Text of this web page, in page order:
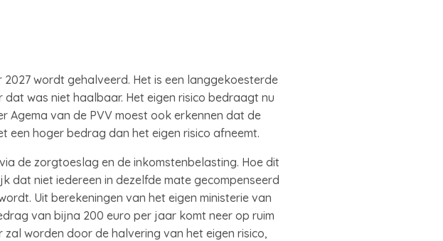
wordt gehalveerd. Het is een langgekoesterde
was niet haalbaar. Het eigen risico bedraagt nu
Agema van de PVV moest ook erkennen dat de
een hoger bedrag dan het eigen risico afneemt.
de zorgtoeslag en de inkomstenbelasting. Hoe dit
dat niet iedereen in dezelfde mate gecompenseerd
Uit berekeningen van het eigen ministerie van
van bijna 200 euro per jaar komt neer op ruim
worden door de halvering van het eigen risico,